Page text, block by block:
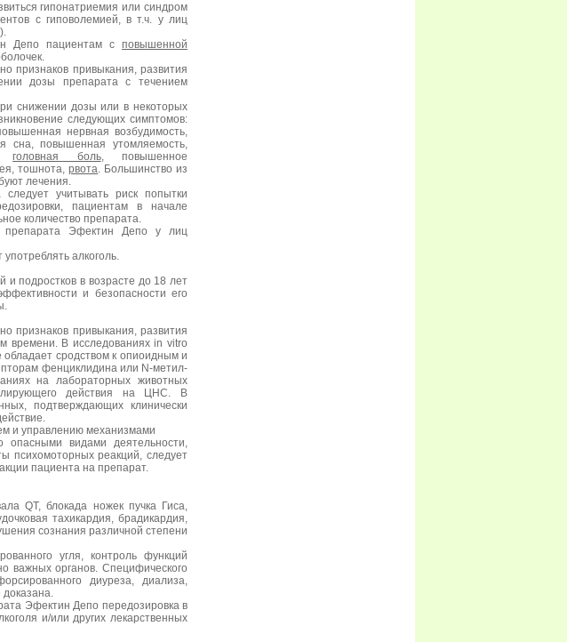
гипонатриемия или синдром
с гиповолемией, в т.ч. у лиц
).
Депо пациентам с повышенной
признаков привыкания, развития
дозы препарата с течением
снижении дозы или в некоторых
следующих симптомов:
нервная возбудимость,
сна, повышенная утомляемость,
головная боль, повышенное
тошнота,рвота. Большинство из
лечения.
учитывать риск попытки
пациентам в начале
количество препарата.
препарата Эфектин Депо у лиц
алкоголь.
и подростков в возрасте до 18 лет
и безопасности его
признаков привыкания, развития
времени. В исследованиях in vitro
обладает сродством к опиоидным и
фенциклидина или N-метил-
на лабораторных животных
действия на ЦНС. В
подтверждающих клинически
и управлению механизмами
опасными видами деятельности,
психомоторных реакций, следует
пациента на препарат.
QT, блокада ножек пучка Гиса,
тахикардия, брадикардия,
сознания различной степени
угля, контроль функций
важных органов. Специфического
диуреза, диализа,
Эфектин Депо передозировка в
и/или других лекарственных